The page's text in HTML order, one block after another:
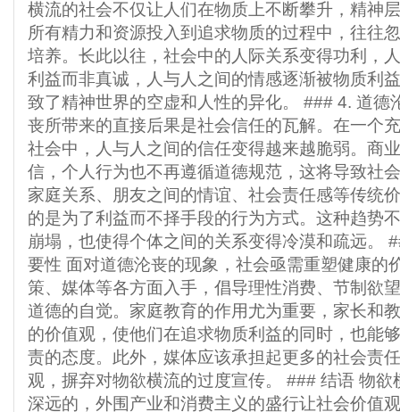
横流的社会不仅让人们在物质上不断攀升，精神
所有精力和资源投入到追求物质的过程中，往往
培养。长此以往，社会中的人际关系变得功利，
利益而非真诚，人与人之间的情感逐渐被物质利
致了精神世界的空虚和人性的异化。 ### 4. 道德
丧所带来的直接后果是社会信任的瓦解。在一个
社会中，人与人之间的信任变得越来越脆弱。商
信，个人行为也不再遵循道德规范，这将导致社
家庭关系、朋友之间的情谊、社会责任感等传统
的是为了利益而不择手段的行为方式。这种趋势
崩塌，也使得个体之间的关系变得冷漠和疏远。
要性 面对道德沦丧的现象，社会亟需重塑健康的
策、媒体等各方面入手，倡导理性消费、节制欲
道德的自觉。家庭教育的作用尤为重要，家长和
的价值观，使他们在追求物质利益的同时，也能
责的态度。此外，媒体应该承担起更多的社会责
观，摒弃对物欲横流的过度宣传。 ### 结语 物
深远的，外围产业和消费主义的盛行让社会价值